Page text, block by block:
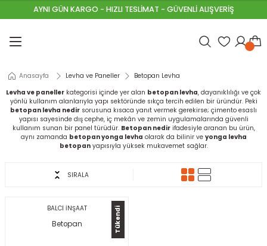
AYNI GÜN KARGO - HIZLI TESLİMAT - GÜVENLİ ALIŞVERİŞ
Geri Dön
Tutucular
Geri Dön
Boyaları
Ürünleri
Geri Dön
Geri Dön
Malzemeleri
& Çivi Çakma Makineleri
Geri Dön
Geri Dön
Galvanizli Teller
Geri Dön
Geri Dön
& ÇAKIL
Geri Dön
Geri Dön
Yalıtımları
Geri Dön
Anasayfa Levha ve Paneller
Betopan Levha
Levha ve paneller kategorisi içinde yer alan betopan levha, dayanıklılığı ve çok
yönlü kullanım alanlarıyla yapı sektöründe sıkça tercih edilen bir üründür. Peki
betopan levha nedir sorusuna kısaca yanıt vermek gerekirse; çimento esaslı
yapısı sayesinde dış cephe, iç mekân ve zemin uygulamalarında güvenli
kullanım sunan bir panel türüdür. Betopan nedirifadesiyle aranan bu ürün,
aynı zamanda betopan yonga levha olarak da bilinir ve yonga levha
betopanyapısıyla yüksek mukavemet sağlar.
SIRALA
Tükendi
BALCI İNŞAAT
Betopan